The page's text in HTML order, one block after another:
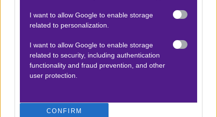
I want to allow Google to enable storage
related to personalization.
I want to allow Google to enable storage
related to security, including authentication
functionality and fraud prevention, and other
user protection.
CONFIRM
Βαθμολογίες Ελλάδα - Stoiximan
Super league
Βαθμολογίες Γερμανίας – Bundesliga
Βαθμολογίες Ισπανίας- La liga
Βαθμολογίες Γαλλίας-League 1